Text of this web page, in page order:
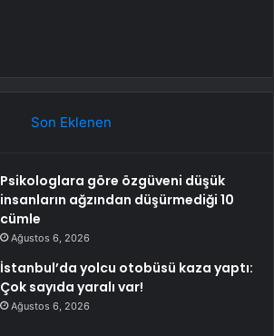
Son Eklenen
Psikologlara göre özgüveni düşük
insanların ağzından düşürmediği 10
cümle
Ağustos 6, 2026
İstanbul’da yolcu otobüsü kaza yaptı:
Çok sayıda yaralı var!
Ağustos 6, 2026